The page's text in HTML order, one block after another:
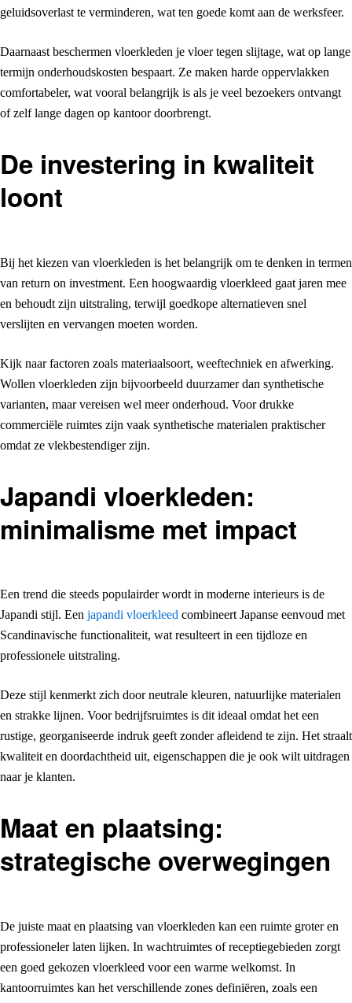
geluidsoverlast te verminderen, wat ten goede komt aan de werksfeer.
Daarnaast beschermen vloerkleden je vloer tegen slijtage, wat op lange
termijn onderhoudskosten bespaart. Ze maken harde oppervlakken
comfortabeler, wat vooral belangrijk is als je veel bezoekers ontvangt
of zelf lange dagen op kantoor doorbrengt.
De investering in kwaliteit
loont
Bij het kiezen van vloerkleden is het belangrijk om te denken in termen
van return on investment. Een hoogwaardig vloerkleed gaat jaren mee
en behoudt zijn uitstraling, terwijl goedkope alternatieven snel
verslijten en vervangen moeten worden.
Kijk naar factoren zoals materiaalsoort, weeftechniek en afwerking.
Wollen vloerkleden zijn bijvoorbeeld duurzamer dan synthetische
varianten, maar vereisen wel meer onderhoud. Voor drukke
commerciële ruimtes zijn vaak synthetische materialen praktischer
omdat ze vlekbestendiger zijn.
Japandi vloerkleden:
minimalisme met impact
Een trend die steeds populairder wordt in moderne interieurs is de
Japandi stijl. Een japandi vloerkleed combineert Japanse eenvoud met
Scandinavische functionaliteit, wat resulteert in een tijdloze en
professionele uitstraling.
Deze stijl kenmerkt zich door neutrale kleuren, natuurlijke materialen
en strakke lijnen. Voor bedrijfsruimtes is dit ideaal omdat het een
rustige, georganiseerde indruk geeft zonder afleidend te zijn. Het straalt
kwaliteit en doordachtheid uit, eigenschappen die je ook wilt uitdragen
naar je klanten.
Maat en plaatsing:
strategische overwegingen
De juiste maat en plaatsing van vloerkleden kan een ruimte groter en
professioneler laten lijken. In wachtruimtes of receptiegebieden zorgt
een goed gekozen vloerkleed voor een warme welkomst. In
kantoorruimtes kan het verschillende zones definiëren, zoals een